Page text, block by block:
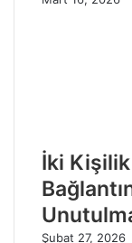
İki
Şubat 27, 2026